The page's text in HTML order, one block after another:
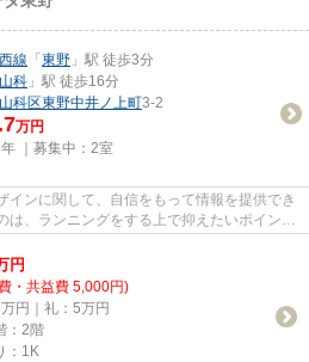
線 「 東野 」駅 徒歩3分
山科 」駅 徒歩16分
科区東野中井ノ上町3-2
万円
｜募集中： 2室
インに関して、自信をもって情報を提供でき
は、ランニングをする上で抑えたいポイント
円
・共益費 5,000円)
円｜礼：5万円
：2階
：1K